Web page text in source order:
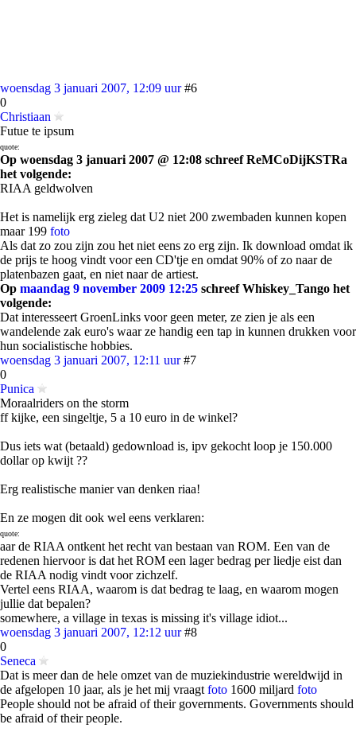
woensdag 3 januari 2007, 12:09 uur #6
0
Christiaan
Futue te ipsum
quote:
Op woensdag 3 januari 2007 @ 12:08 schreef ReMCoDijKSTRa
het volgende:
RIAA geldwolven
Het is namelijk erg zieleg dat U2 niet 200 zwembaden kunnen kopen
maar 199 foto
Als dat zo zou zijn zou het niet eens zo erg zijn. Ik download omdat ik
de prijs te hoog vindt voor een CD'tje en omdat 90% of zo naar de
platenbazen gaat, en niet naar de artiest.
Op maandag 9 november 2009 12:25 schreef Whiskey_Tango het
volgende:
Dat interesseert GroenLinks voor geen meter, ze zien je als een
wandelende zak euro's waar ze handig een tap in kunnen drukken voor
hun socialistische hobbies.
woensdag 3 januari 2007, 12:11 uur #7
0
Punica
Moraalriders on the storm
ff kijke, een singeltje, 5 a 10 euro in de winkel?
Dus iets wat (betaald) gedownload is, ipv gekocht loop je 150.000
dollar op kwijt ??
Erg realistische manier van denken riaa!
En ze mogen dit ook wel eens verklaren:
quote:
aar de RIAA ontkent het recht van bestaan van ROM. Een van de
redenen hiervoor is dat het ROM een lager bedrag per liedje eist dan
de RIAA nodig vindt voor zichzelf.
Vertel eens RIAA, waarom is dat bedrag te laag, en waarom mogen
jullie dat bepalen?
somewhere, a village in texas is missing it's village idiot...
woensdag 3 januari 2007, 12:12 uur #8
0
Seneca
Dat is meer dan de hele omzet van de muziekindustrie wereldwijd in
de afgelopen 10 jaar, als je het mij vraagt foto 1600 miljard foto
People should not be afraid of their governments. Governments should
be afraid of their people.